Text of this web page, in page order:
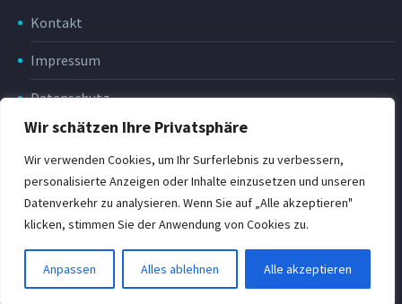
Wir schätzen Ihre Privatsphäre
Wir verwenden Cookies, um Ihr Surferlebnis zu verbessern,
personalisierte Anzeigen oder Inhalte einzusetzen und unseren
Datenverkehr zu analysieren. Wenn Sie auf „Alle akzeptieren"
klicken, stimmen Sie der Anwendung von Cookies zu.
Anpassen Alles ablehnen Alle akzeptieren
Kontakt
Impressum
Datenschutz
Disclaimer
Rückgabe & Erstattung
POWER Shop v3